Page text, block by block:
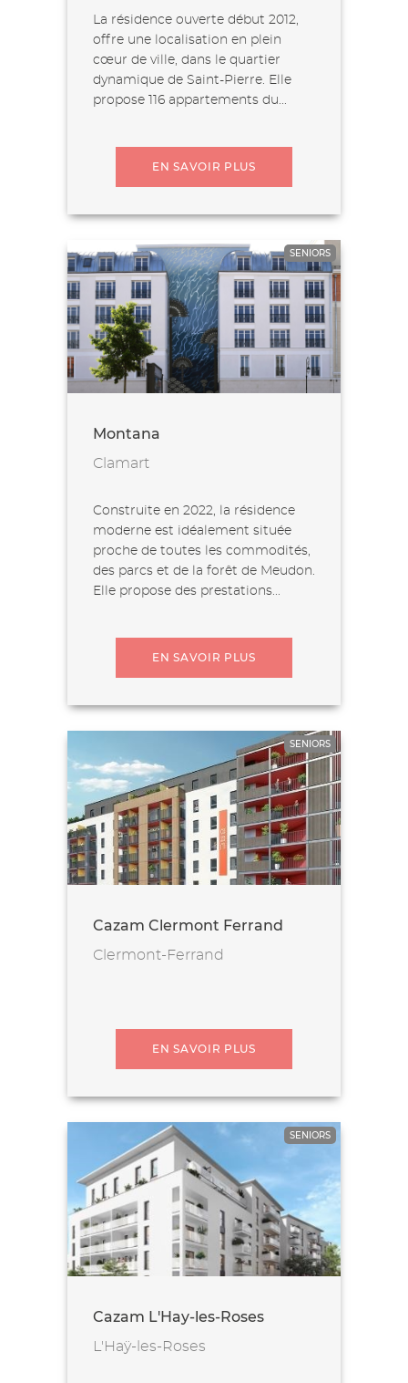
La résidence ouverte début 2012,
offre une localisation en plein
cœur de ville, dans le quartier
dynamique de Saint-Pierre. Elle
propose 116 appartements du...
EN SAVOIR PLUS
SENIORS
Montana
Clamart
Construite en 2022, la résidence
moderne est idéalement située
proche de toutes les commodités,
des parcs et de la forêt de Meudon.
Elle propose des prestations...
EN SAVOIR PLUS
SENIORS
Cazam Clermont Ferrand
Clermont-Ferrand
EN SAVOIR PLUS
SENIORS
Cazam L'Hay-les-Roses
L'Haÿ-les-Roses